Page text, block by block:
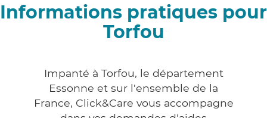
Informations pratiques pour
Torfou
Impanté à Torfou, le département
Essonne et sur l'ensemble de la
France, Click&Care vous accompagne